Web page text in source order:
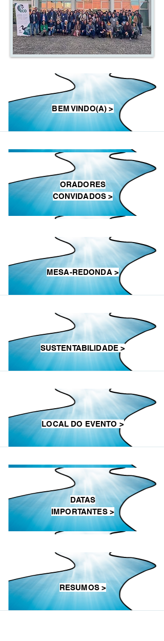
BEM VINDO(A) >
ORADORES
CONVIDADOS >
MESA-REDONDA >
SUSTENTABILIDADE >
LOCAL DO EVENTO >
DATAS
IMPORTANTES >
RESUMOS >